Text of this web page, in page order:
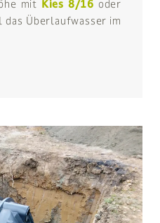
mit Kies 8/16 oder
Überlaufwasser im